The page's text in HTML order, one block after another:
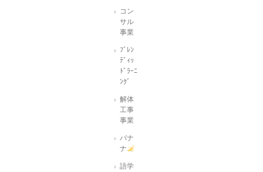
コン
サル
事業
ﾌﾞﾚﾝ
ﾃﾞｨｯ
ﾄﾞﾗｰﾆ
ﾝｸﾞ
解体
工事
事業
バナ
ナ
語学